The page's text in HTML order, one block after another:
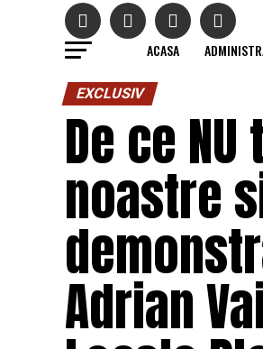
ACASA
EXCLUSIV
De ce
noastre
Adrian